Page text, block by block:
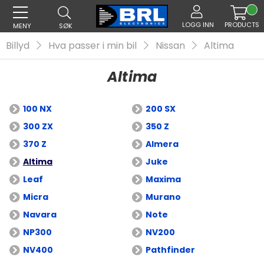
MENY SØK LOGG INN PRODUCTS
Billyd Hva passer i min bil Nissan Altima
Altima
100 NX
200 SX
300 ZX
350 Z
370 Z
Almera
Altima
Juke
Leaf
Maxima
Micra
Murano
Navara
Note
NP300
NV200
NV400
Pathfinder